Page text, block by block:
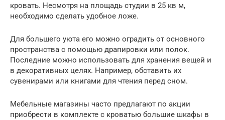
кровать. Несмотря на площадь студии в 25 кв м,
необходимо сделать удобное ложе.
Для большего уюта его можно оградить от основного
пространства с помощью драпировки или полок.
Последние можно использовать для хранения вещей и
в декоративных целях. Например, обставить их
сувенирами или книгами для чтения перед сном.
Мебельные магазины часто предлагают по акции
приобрести в комплекте с кроватью большие шкафы в